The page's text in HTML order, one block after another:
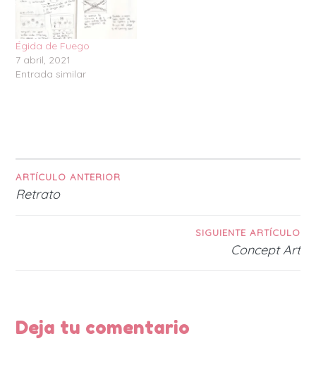
Égida de Fuego
7 abril, 2021
Entrada similar
Navegación
ARTÍCULO ANTERIOR
Retrato
SIGUIENTE ARTÍCULO
Concept Art
Deja tu comentario